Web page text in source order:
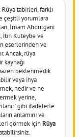
Rüya tabirleri, farklı
çeşitli yorumlara
İmam Abdülgani
İbn Kuteybe ve
eserlerinden ve
Ancak, rüya
kaynağı
beklenmedik
veya ihya
nedir ve ne
yerine,
gibi ifadelerle
anlamını ve
görmek için Rüya